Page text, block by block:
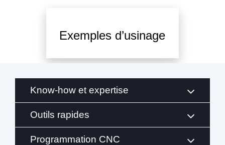
Exemples d’usinage
Know-how et expertise
Outils rapides
Programmation CNC